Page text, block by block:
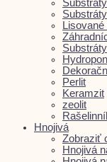
Perlit
Keramzit
zeolit
Hnojivá
Zobraziť
Hnojivá